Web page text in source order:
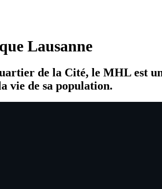
Lausanne
de la Cité, le MHL est
vie de sa population.